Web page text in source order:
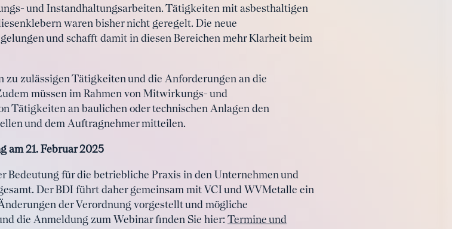
und Instandhaltungsarbeiten. Tätigkeiten mit asbesthaltigen
waren bisher nicht geregelt. Die neue
und schafft damit in diesen Bereichen mehr Klarheit beim
zulässigen Tätigkeiten und die Anforderungen an die
müssen im Rahmen von Mitwirkungs- und
Tätigkeiten an baulichen oder technischen Anlagen den
und dem Auftragnehmer mitteilen.
am 21. Februar 2025
Bedeutung für die betriebliche Praxis in den Unternehmen und
Der BDI führt daher gemeinsam mit VCI und WVMetalle ein
der Verordnung vorgestellt und mögliche
die Anmeldung zum Webinar finden Sie hier: Termine und